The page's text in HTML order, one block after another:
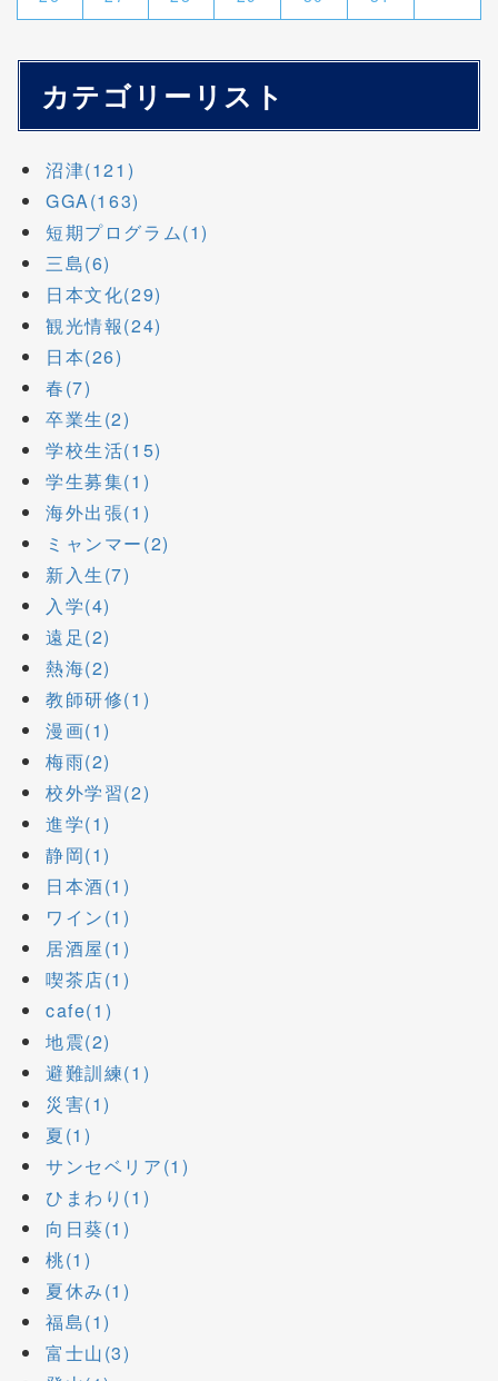
カテゴリーリスト
沼津(121)
GGA(163)
短期プログラム(1)
三島(6)
日本文化(29)
観光情報(24)
日本(26)
春(7)
卒業生(2)
学校生活(15)
学生募集(1)
海外出張(1)
ミャンマー(2)
新入生(7)
入学(4)
遠足(2)
熱海(2)
教師研修(1)
漫画(1)
梅雨(2)
校外学習(2)
進学(1)
静岡(1)
日本酒(1)
ワイン(1)
居酒屋(1)
喫茶店(1)
cafe(1)
地震(2)
避難訓練(1)
災害(1)
夏(1)
サンセベリア(1)
ひまわり(1)
向日葵(1)
桃(1)
夏休み(1)
福島(1)
富士山(3)